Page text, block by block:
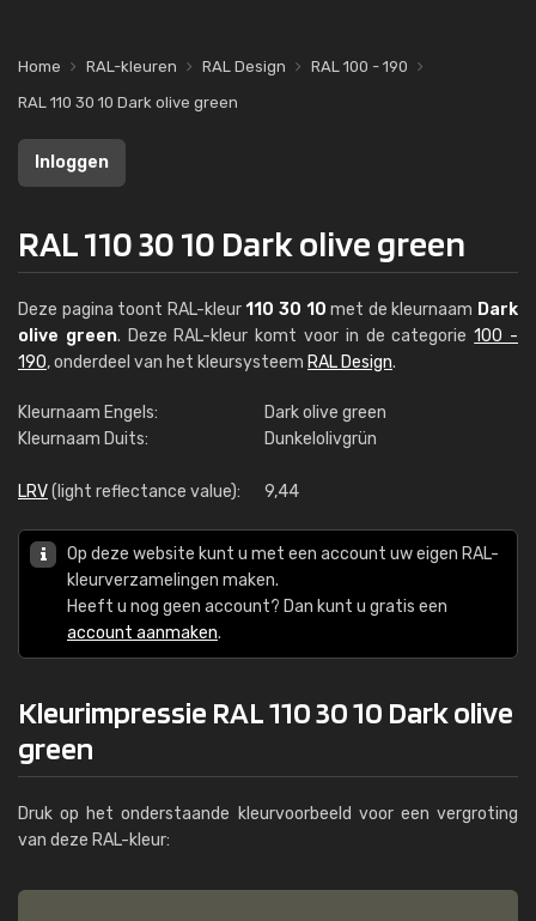
Home RAL-kleuren RAL Design
RAL 100 - 190
RAL 110 30 10 Dark olive green
Inloggen
RAL 110 30 10 Dark olive green
Deze pagina toont RAL-kleur110 30 10 met de kleurnaam Dark
olive green. Deze RAL-kleur komt voor in de categorie100 -
190, onderdeel van het kleursysteem RAL Design.
Kleurnaam Engels:
Dark olive green
Kleurnaam Duits:
Dunkelolivgrün
LRV(light reflectance value): 9,44
Op deze website kunt u met een account uw eigen RAL-
kleurverzamelingen maken.
Heeft u nog geen account? Dan kunt u gratis een
account aanmaken.
Kleurimpressie RAL 110 30 10 Dark olive
green
Druk op het onderstaande kleurvoorbeeld voor een vergroting
van deze RAL-kleur: